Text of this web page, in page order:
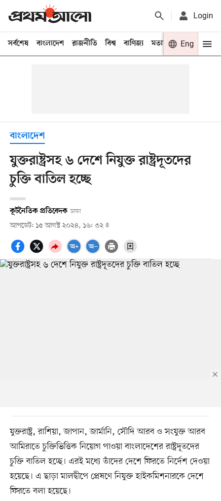
Login
সর্বশেষ বাংলাদেশ রাজনীতি বিশ্ব বাণিজ্য মতামত খেলা
Eng
বাংলাদেশ
যুক্তরাষ্ট্রসহ ৬ দেশে নিযুক্ত রাষ্ট্রদূতদের
চুক্তি বাতিল হচ্ছে
কূটনৈতিক প্রতিবেদক ঢাকা
আপডেট: ১৫ আগস্ট ২০২৪, ১৬: ৩২
যুক্তরাষ্ট্র, রাশিয়া, জাপান, জার্মানি, সৌদি আরব ও সংযুক্ত আরব
আমিরাতে চুক্তিভিত্তিক নিয়োগ পাওয়া বাংলাদেশের রাষ্ট্রদূতদের
চুক্তি বাতিল হচ্ছে। এরই মধ্যে তাঁদের দেশে ফিরতে নির্দেশ দেওয়া
হয়েছে। এ ছাড়া মালদ্বীপে প্রেষণে নিযুক্ত হাইকমিশনারকে দেশে
ফিরতে বলা হয়েছে।